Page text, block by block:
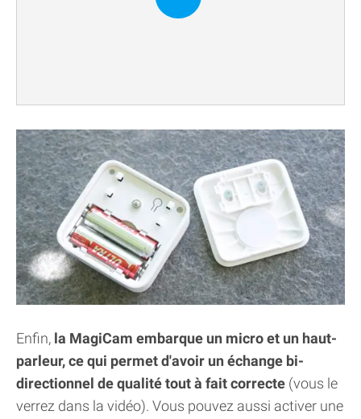
Enfin, la MagiCam embarque un micro et un haut-
parleur, ce qui permet d'avoir un échange bi-
directionnel de qualité tout à fait correcte (vous le
verrez dans la vidéo). Vous pouvez aussi activer une